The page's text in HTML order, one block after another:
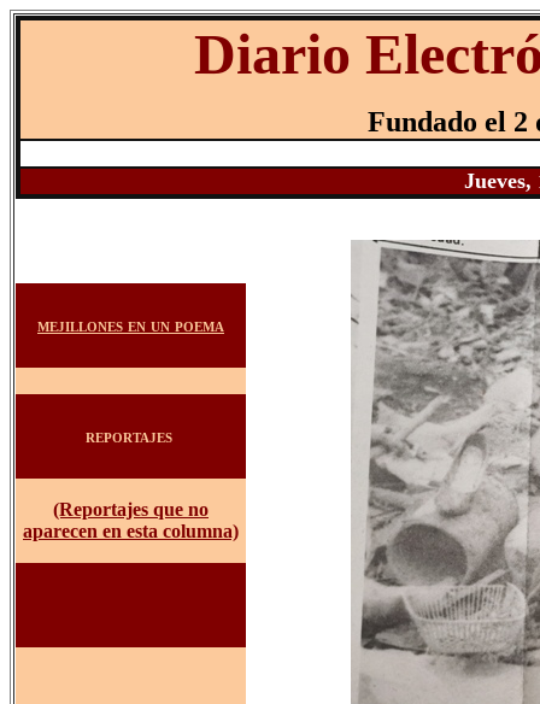
Diario
Fundado el 2
Jueves,
mejillones en un poema
reportajes
(Reportajes que no
aparecen en esta columna)